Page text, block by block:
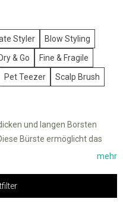
Styler
Blow Styling
& Go
Fine & Fragile
Pet Teezer
Scalp Brush
und langen Borsten
Bürste ermöglicht das
mehr